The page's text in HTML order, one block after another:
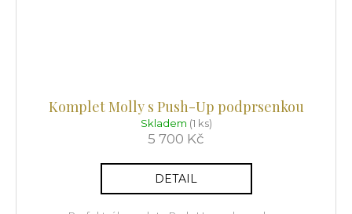
Komplet Molly s Push-Up podprsenkou
Skladem (1 ks)
5 700 Kč
DETAIL